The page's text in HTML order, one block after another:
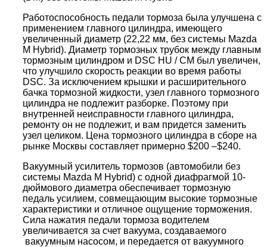
Работоспособность педали тормоза была улучшена с
применением главного цилиндра, имеющего
увеличенный диаметр (22,22 мм, без системы Mazda
M Hybrid). Диаметр тормозных трубок между главным
тормозным цилиндром и DSC HU / CM был увеличен,
что улучшило скорость реакции во время работы
DSC. За исключением крышки и расширительного
бачка тормозной жидкости, узел главного тормозного
цилиндра не подлежит разборке. Поэтому при
внутренней неисправности главного цилиндра,
ремонту он не подлежит, и вам придется заменить
узел целиком. Цена тормозного цилиндра в сборе на
рынке Москвы составляет примерно $200 –$240.
Вакуумный усилитель тормозов (автомобили без
системы Mazda M Hybrid) с одной диафрагмой 10-
дюймового диаметра обеспечивает тормозную
педаль усилием, совмещающим высокие тормозные
характеристики и отличное ощущение торможения.
Сила нажатия педали тормоза водителем
увеличивается за счет вакуума, создаваемого
вакуумным насосом, и передается от вакуумного